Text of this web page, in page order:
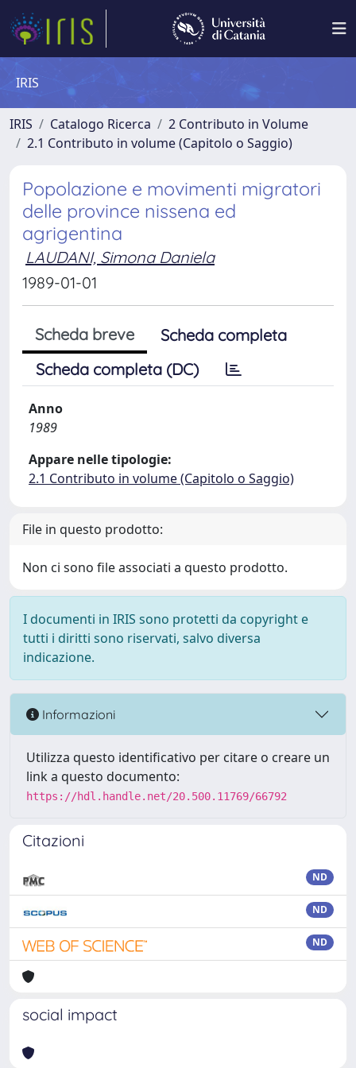
IRIS
IRIS Catalogo Ricerca
2 Contributo in Volume
2.1 Contributo in volume (Capitolo o Saggio)
Popolazione e movimenti migratori
delle province nissena ed
agrigentina
LAUDANI, Simona Daniela
1989-01-01
Scheda breve
Scheda completa
Scheda completa (DC)
Anno
1989
Appare nelle tipologie:
2.1 Contributo in volume (Capitolo o Saggio)
File in questo prodotto:
Non ci sono file associati a questo prodotto.
I documenti in IRIS sono protetti da copyright e
tutti i diritti sono riservati, salvo diversa
indicazione.
Informazioni
Utilizza questo identificativo per citare o creare un
link a questo documento:
https://hdl.handle.net/20.500.11769/66792
Citazioni
ND
ND
ND
social impact